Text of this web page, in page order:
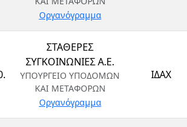
Οργανόγραμμα
ΣΤΑΘΕΡΕΣ
ΣΥΓΚΟΙΝΩΝΙΕΣ Α.Ε.
ΥΠΟΥΡΓΕΙΟ ΥΠΟΔΟΜΩΝ
ΚΑΙ ΜΕΤΑΦΟΡΩΝ
Οργανόγραμμα
ΙΔΑΧ